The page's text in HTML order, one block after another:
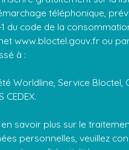
téléphonique,
1 du code de la
www.bloctel.gouv.fr ou
à :
Worldline, Service Bloctel,
CEDEX.
en savoir plus sur le
personnelles, veuillez